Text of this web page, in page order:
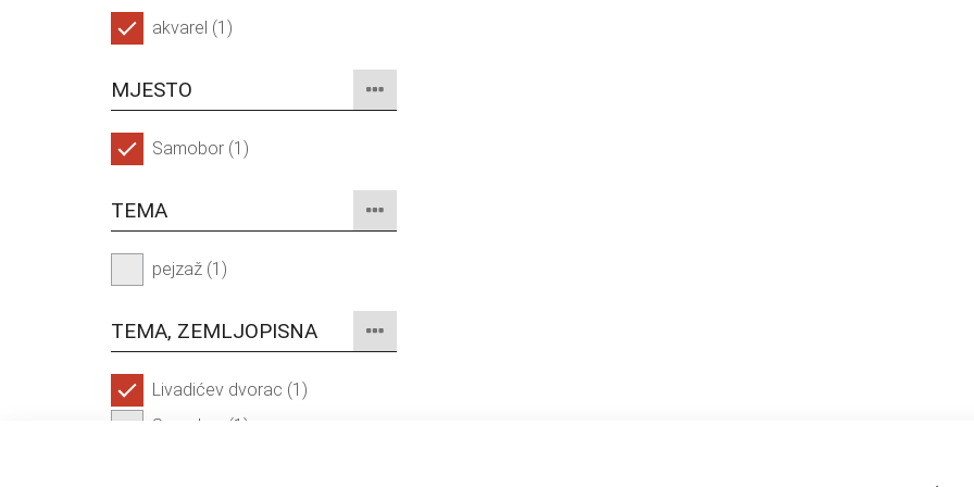
akvarel (1)
MJESTO
Samobor (1)
TEMA
pejzaž (1)
TEMA, ZEMLJOPISNA
Livadićev dvorac (1)
Samobor (1)